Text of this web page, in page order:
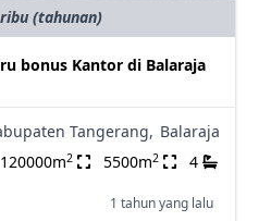
(tahunan)
bonus Kantor di Balaraja
Tangerang, Balaraja
120000m2 5500m2 4
1 tahun yang lalu